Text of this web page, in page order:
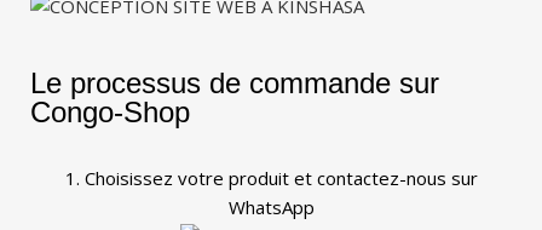
Le processus de commande sur
Congo-Shop
1. Choisissez votre produit et contactez-nous sur
WhatsApp